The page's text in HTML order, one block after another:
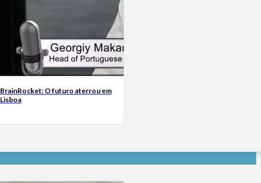
BrainRocket: O futuro aterrou em
Lisboa